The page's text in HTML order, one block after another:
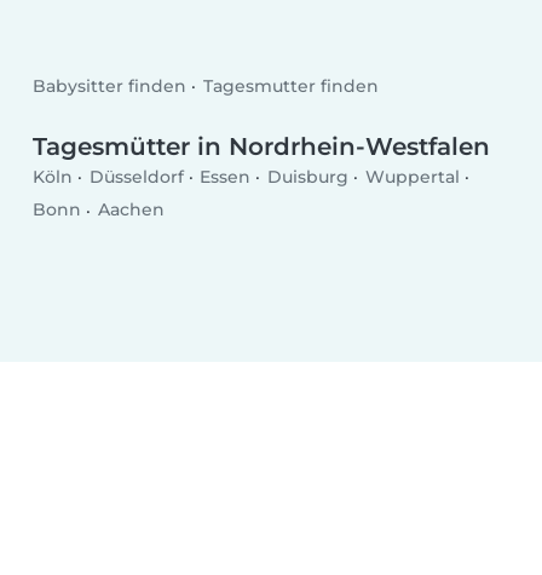
Babysitter finden Tagesmutter finden
Tagesmütter in Nordrhein-Westfalen
Köln Düsseldorf Essen Duisburg
Wuppertal
Bonn
Aachen